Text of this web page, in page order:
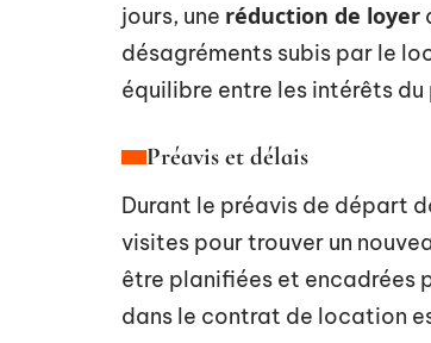
jours, une réduction de loyer
désagréments subis par le
équilibre entre les intérêts
Préavis et délais
Durant le préavis de départ
visites pour trouver un
être planifiées et encadrées
dans le contrat de location